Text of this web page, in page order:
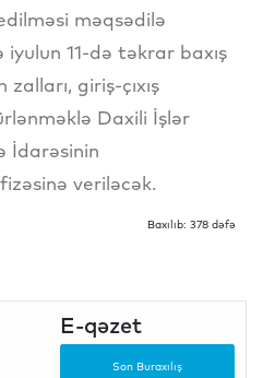
məqsədilə
11-də təkrar baxış
giriş-çıxış
Daxili İşlər
İdarəsinin
veriləcək.
Baxılıb: 378 dəfə
E-qəzet
Son Buraxılış